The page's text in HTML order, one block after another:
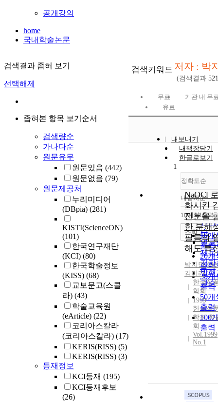
공개강의
home
국내학술논문
검색결과 좁혀 보기
선택해제
좁혀본 항목 보기순서
검색량순
가나다순
원문유무
원문있음 (442)
원문없음 (79)
원문제공처
누리미디어
(DBpia) (281)
KISTI(ScienceON)
(101)
한국연구재단
(KCI) (80)
한국학술정보
(KISS) (68)
교보문고(스콜
라) (43)
학술교육원
(eArticle) (22)
코리아스칼라
(코리아스칼라) (17)
KERIS(RISS) (5)
KERIS(RISS) (3)
등재정보
KCI등재 (195)
KCI등재후보
(26)
검색키워드 저자 : 박
(검색결과 521
무료
기관 내 무
유료
내보내기
내책장담기
한글로보기
정확도순
정확
순
인기
순
연도
제목
저자
발행
관순
내림차순
내림
10개씩 출력
10개
출력
20개
출력
30개
출력
50개
출력
100
출력
조회
1
NaOCl
화시킨
전분을
한 분해
필름의
해도 특
박지민,이
김미라
한국식
학회
1999
한국식
학회 학
회
Vol.1999
No.1